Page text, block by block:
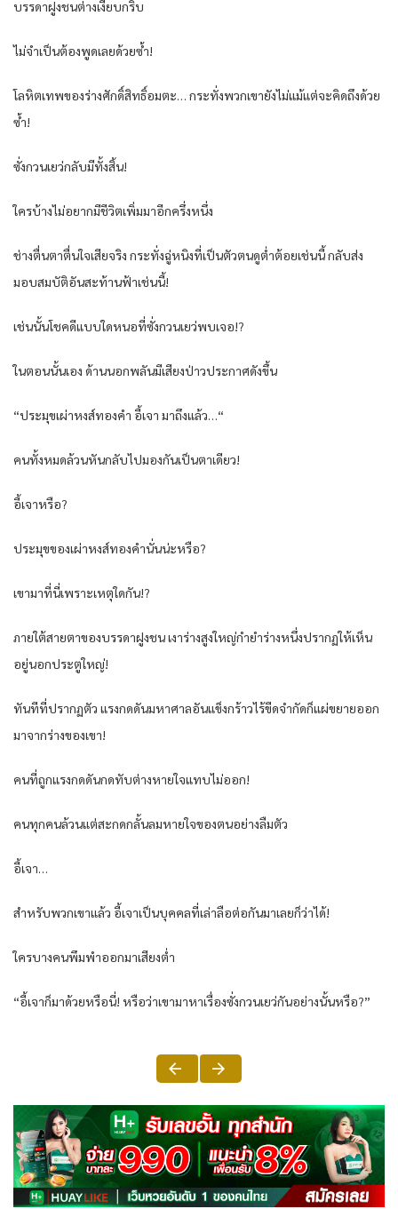
บรรดาฝูงชนต่างเงียบกริบ
ไม่จำเป็นต้องพูดเลยด้วยซ้ำ!
โลหิตเทพของร่างศักดิ์สิทธิ์อมตะ… กระทั่งพวกเขายังไม่แม้แต่จะคิดถึงด้วย
ซ้ำ!
ซั่งกวนเยว่กลับมีทั้งสิ้น!
ใครบ้างไม่อยากมีชีวิตเพิ่มมาอีกครึ่งหนึ่ง
ช่างตื่นตาตื่นใจเสียจริง กระทั่งฉู่หนิงที่เป็นตัวตนดูต่ำต้อยเช่นนี้ กลับส่ง
มอบสมบัติอันสะท้านฟ้าเช่นนี้!
เช่นนั้นโชคดีแบบใดหนอที่ซั่งกวนเยว่พบเจอ!?
ในตอนนั้นเอง ด้านนอกพลันมีเสียงป่าวประกาศดังขึ้น
“ประมุขเผ่าหงส์ทองคำ อี้เจา มาถึงแล้ว…“
คนทั้งหมดล้วนหันกลับไปมองกันเป็นตาเดียว!
อี้เจาหรือ?
ประมุขของเผ่าหงส์ทองคำนั่นน่ะหรือ?
เขามาที่นี่เพราะเหตุใดกัน!?
ภายใต้สายตาของบรรดาฝูงชน เงาร่างสูงใหญ่กำยำร่างหนึ่งปรากฏให้เห็น
อยู่นอกประตูใหญ่!
ทันทีที่ปรากฏตัว แรงกดดันมหาศาลอันแข็งกร้าวไร้ขีดจำกัดก็แผ่ขยายออก
มาจากร่างของเขา!
คนที่ถูกแรงกดดันกดทับต่างหายใจแทบไม่ออก!
คนทุกคนล้วนแต่สะกดกลั้นลมหายใจของตนอย่างลืมตัว
อี้เจา…
สำหรับพวกเขาแล้ว อี้เจาเป็นบุคคลที่เล่าลือต่อกันมาเลยก็ว่าได้!
ใครบางคนพึมพำออกมาเสียงต่ำ
“อี้เจาก็มาด้วยหรือนี่! หรือว่าเขามาหาเรื่องซั่งกวนเยว่กันอย่างนั้นหรือ?”